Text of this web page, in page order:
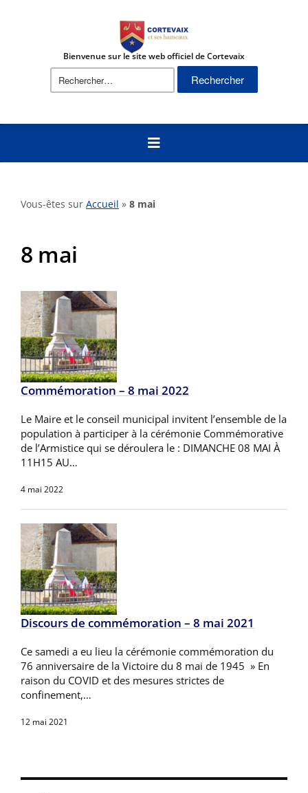
Bienvenue sur le site web officiel de Cortevaix
Rechercher :
Vous-êtes sur Accueil » 8 mai
8 mai
Commémoration – 8 mai 2022
Le Maire et le conseil municipal invitent l’ensemble de la
population à participer à la cérémonie Commémorative
de l’Armistice qui se déroulera le : DIMANCHE 08 MAI À
11H15 AU…
4 mai 2022
Discours de commémoration – 8 mai 2021
Ce samedi a eu lieu la cérémonie commémoration du
76 anniversaire de la Victoire du 8 mai de 1945 » En
raison du COVID et des mesures strictes de
confinement,…
12 mai 2021